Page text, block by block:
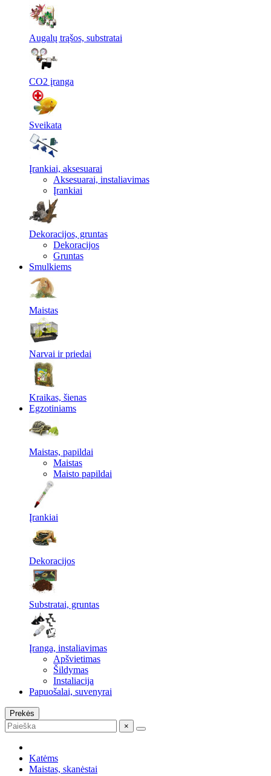
Augalų trąšos, substratai
CO2 įranga
Sveikata
Įrankiai, aksesuarai
Aksesuarai, instaliavimas
Įrankiai
Dekoracijos, gruntas
Dekoracijos
Gruntas
Smulkiems
Maistas
Narvai ir priedai
Kraikas, šienas
Egzotiniams
Maistas, papildai
Maistas
Maisto papildai
Įrankiai
Dekoracijos
Substratai, gruntas
Įranga, instaliavimas
Apšvietimas
Šildymas
Instaliacija
Papuošalai, suvenyrai
Prekės
×
Katėms
Maistas, skanėstai